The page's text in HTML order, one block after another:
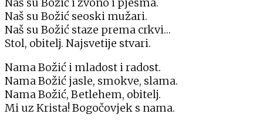
Naš su Božić seoski mužari.
Naš su Božić staze prema crkvi…
Stol, obitelj. Najsvetije stvari.
Nama Božić i mladost i radost.
Nama Božić jasle, smokve, slama.
Nama Božić, Betlehem, obitelj.
Mi uz Krista! Bogočovjek s nama.